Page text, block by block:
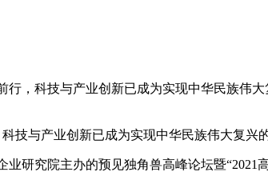
，科技与产业创新已成为实现中华民族伟
与产业创新已成为实现中华民族伟大复兴的
究院主办的预见独角兽高峰论坛暨“2021